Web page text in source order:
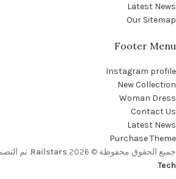
Latest News
Our Sitemap
Footer Menu
Instagram profile
New Collection
Woman Dress
Contact Us
Latest News
Purchase Theme
جميع الحقوق محفوظة © 2026
Railstars. تم
Tech
.